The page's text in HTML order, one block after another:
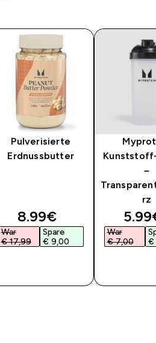
Pulverisierte
Erdnussbutter
discounted price
8.99€‎
War
€ 17,99‎
Spare
€ 9,00‎
–
rz
War
€ 7,00‎
€